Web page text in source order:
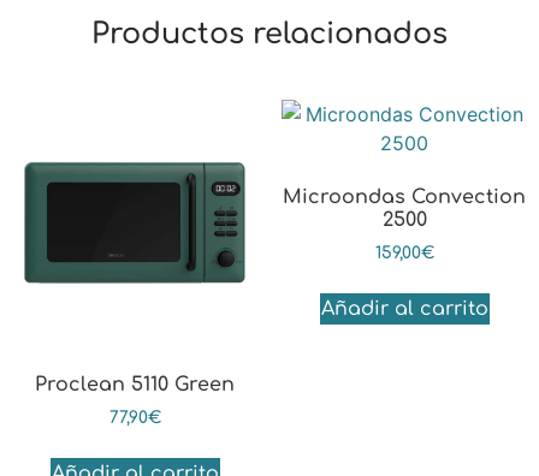
Productos relacionados
Proclean 5110 Green
77,90€
Microondas Convection
2500
159,00€
Añadir al carrito